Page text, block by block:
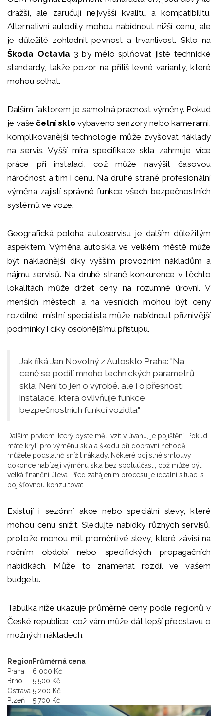
dražší, ale zaručují nejvyšší kvalitu a kompatibilitu.
Alternativní autodíly mohou nabídnout nižší cenu, ale
je důležité zohlednit pevnost a trvanlivost. Sklo na
Škoda Octavia 3 by mělo splňovat jisté technické
standardy, takže pozor na příliš levné varianty, které
mohou selhat.
Dalším faktorem je samotná pracnost výměny. Pokud
je vašečelní sklovybaveno senzory nebo kamerami,
komplikovanější technologie může zvyšovat náklady
na servis. Vyšší míra specifikace skla zahrnuje více
práce při instalaci, což může navýšit časovou
náročnost a tím i cenu. Na druhé straně profesionální
výměna zajistí správné funkce všech bezpečnostních
systémů ve voze.
Geografická poloha autoservisu je dalším důležitým
aspektem. Výměna autoskla ve velkém městě může
být nákladnější díky vyšším provozním nákladům a
nájmu servisů. Na druhé straně konkurence v těchto
lokalitách může držet ceny na rozumné úrovni. V
menších městech a na vesnicích mohou být ceny
rozdílné, místní specialista může nabídnout příznivější
podmínky i díky osobnějšímu přístupu.
Jak říká Jan Novotný z Autosklo Praha: "Na
ceně se podílí mnoho technických parametrů
skla. Není to jen o výrobě, ale i o přesnosti
instalace, která ovlivňuje funkce
bezpečnostních funkcí vozidla."
Dalším prvkem, který byste měli vzít v úvahu, je pojištění. Pokud
máte krytí pro výměnu skla a škodu při dopravní nehodě,
můžete podstatně snížit náklady. Některé pojistné smlouvy
dokonce nabízejí výměnu skla bez spoluúčasti, což může být
velká finanční úleva. Před zahájením procesu je ideální situaci s
pojišťovnou konzultovat.
Existují i sezónní akce nebo speciální slevy, které
mohou cenu snížit. Sledujte nabídky různých servisů,
protože mohou mít proměnlivé slevy, které závisí na
ročním období nebo specifických propagačních
nabídkách. Může to znamenat rozdíl ve vašem
budgetu.
Tabulka níže ukazuje průměrné ceny podle regionů v
České republice, což vám může dát lepší představu o
možných nákladech:
Region Průměrná cena
Praha
6 000 Kč
Brno
5 500 Kč
Ostrava 5 200 Kč
Plzeň
5 700 Kč